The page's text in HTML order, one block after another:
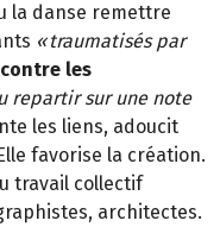
la danse remettre
« traumatisés par
les
repartir sur une note
les liens, adoucit
favorise la création.
travail collectif
architectes.